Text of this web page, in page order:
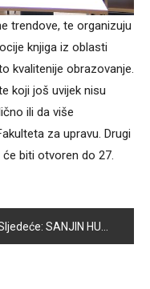
trendove, te organizuju
knjiga iz oblasti
kvalitenije obrazovanje.
koji još uvijek nisu
ili da više
za upravu. Drugi
biti otvoren do 27.
SANJIN HUKARA, ČLAN KARATE KLUBA „SAMBON“ PRVAK BIH